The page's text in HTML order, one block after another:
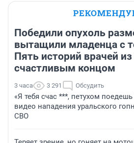
Победили опухоль
вытащили младенца с
Пять историй врачей
счастливым концом
3 часа 3 291 Обсудить
«Я тебя счас ***, петухом
видео нападения уральского
СВО